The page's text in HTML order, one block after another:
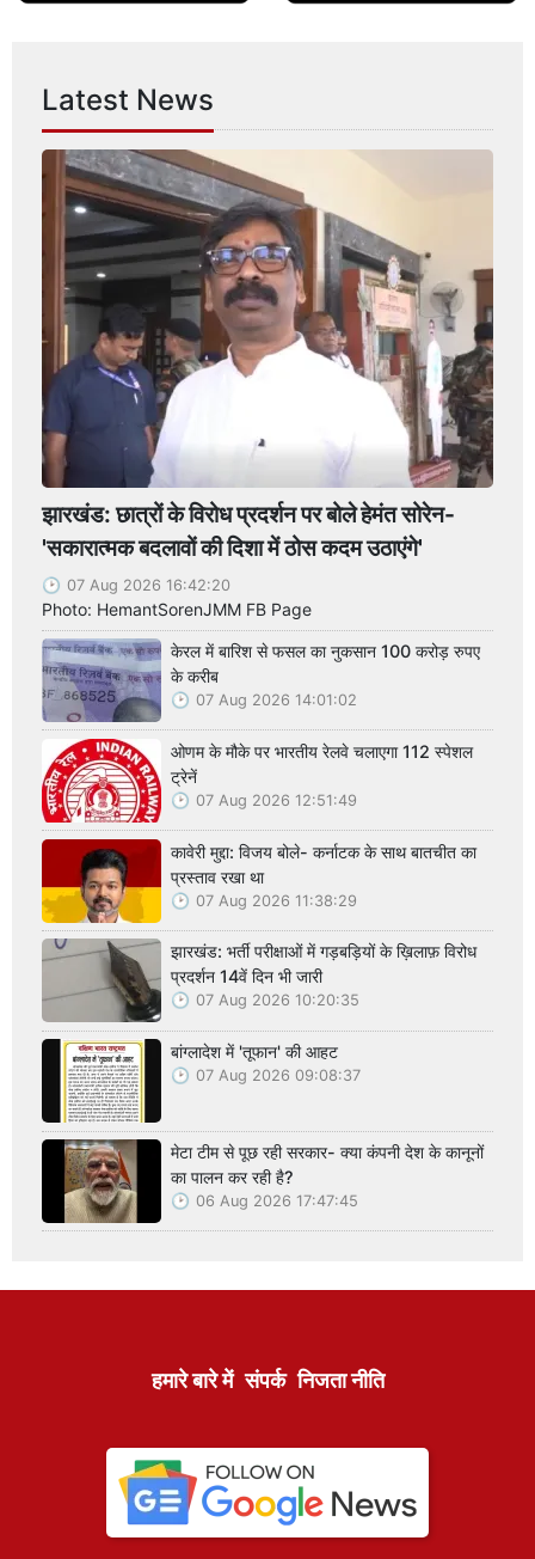
Latest News
झारखंड: छात्रों के विरोध प्रदर्शन पर बोले हेमंत सोरेन-
'सकारात्मक बदलावों की दिशा में ठोस कदम उठाएंगे'
07 Aug 2026 16:42:20
Photo: HemantSorenJMM FB Page
केरल में बारिश से फसल का नुकसान 100 करोड़ रुपए
के करीब
07 Aug 2026 14:01:02
ओणम के मौके पर भारतीय रेलवे चलाएगा 112 स्पेशल
ट्रेनें
07 Aug 2026 12:51:49
कावेरी मुद्दा: विजय बोले- कर्नाटक के साथ बातचीत का
प्रस्ताव रखा था
07 Aug 2026 11:38:29
झारखंड: भर्ती परीक्षाओं में गड़बड़ियों के ख़िलाफ़ विरोध
प्रदर्शन 14वें दिन भी जारी
07 Aug 2026 10:20:35
बांग्लादेश में 'तूफान' की आहट
07 Aug 2026 09:08:37
मेटा टीम से पूछ रही सरकार- क्या कंपनी देश के कानूनों
का पालन कर रही है?
06 Aug 2026 17:47:45
हमारे बारे में संपर्क निजता नीति